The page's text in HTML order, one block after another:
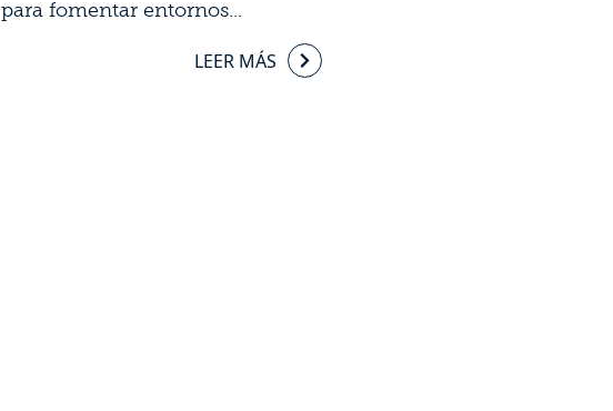
para fomentar entornos...
LEER MÁS